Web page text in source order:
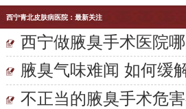
西宁青北皮肤病医院：最新关注
西宁做腋臭手术医院
腋臭气味难闻 如何缓
不正当的腋臭手术危